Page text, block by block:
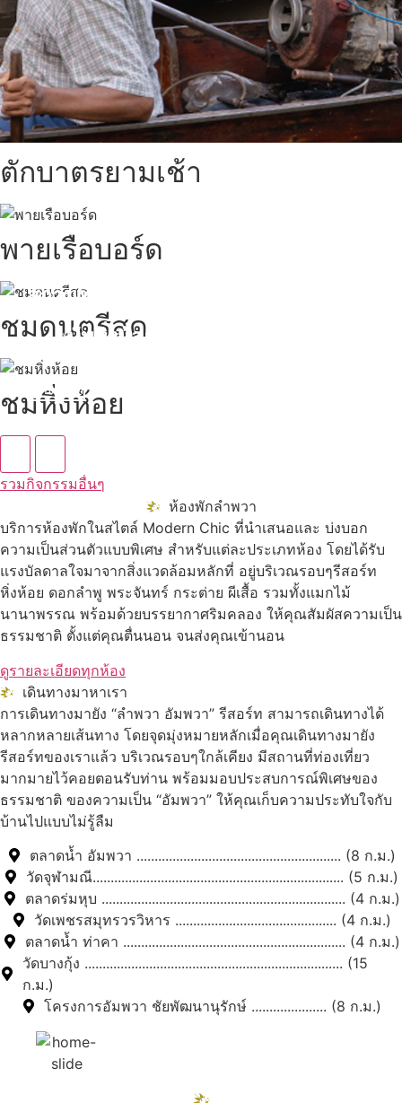
นับหิ่งห้อย ร้อยลำพู ดูพระจันทร์
ตักบาตรยามเช้า
พายเรือบอร์ด
ชมดนตรีสด
ชมหิ่งห้อย
รวมกิจกรรมอื่นๆ
ห้องพักลำพวา
บริการห้องพักในสไตล์ Modern Chic ที่นำเสนอและ บ่งบอก
ความเป็นส่วนตัวแบบพิเศษ สำหรับแต่ละประเภทห้อง โดยได้รับ
แรงบัลดาลใจมาจากสิ่งแวดล้อมหลักที่ อยู่บริเวณรอบๆรีสอร์ท
หิ่งห้อย ดอกลำพู พระจันทร์ กระต่าย ผีเสื้อ รวมทั้งแมกไม้
นานาพรรณ พร้อมด้วยบรรยากาศริมคลอง ให้คุณสัมผัสความเป็น
ธรรมชาติ ตั้งแต่คุณตื่นนอน จนส่งคุณเข้านอน
ดูรายละเอียดทุกห้อง
เดินทางมาหาเรา
การเดินทางมายัง “ลำพวา อัมพวา” รีสอร์ท สามารถเดินทางได้
หลากหลายเส้นทาง โดยจุดมุ่งหมายหลักเมื่อคุณเดินทางมายัง
รีสอร์ทของเราแล้ว บริเวณรอบๆใกล้เคียง มีสถานที่ท่องเที่ยว
มากมายไว้คอยตอนรับท่าน พร้อมมอบประสบการณ์พิเศษของ
ธรรมชาติ ของความเป็น “อัมพวา” ให้คุณเก็บความประทับใจกับ
บ้านไปแบบไม่รู้ลืม
ตลาดน้ำ อัมพวา ......................................................... (8 ก.ม.)
วัดจุฬามณี...................................................................... (5 ก.ม.)
ตลาดร่มหุบ .................................................................... (4 ก.ม.)
วัดเพชรสมุทรวรวิหาร ............................................. (4 ก.ม.)
ตลาดน้ำ ท่าคา .............................................................. (4 ก.ม.)
วัดบางกุ้ง ........................................................................ (15
ก.ม.)
โครงการอัมพวา ชัยพัฒนานุรักษ์ ..................... (8 ก.ม.)
สถานที่ท่องเที่ยวรอบรีสอร์ท
"ตลาดน้ำอัมพวา"
ดูทั้งหมด